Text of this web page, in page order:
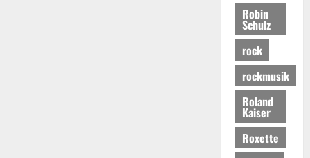
Robin
Schulz
rock
rockmusik
Roland
Kaiser
Roxette